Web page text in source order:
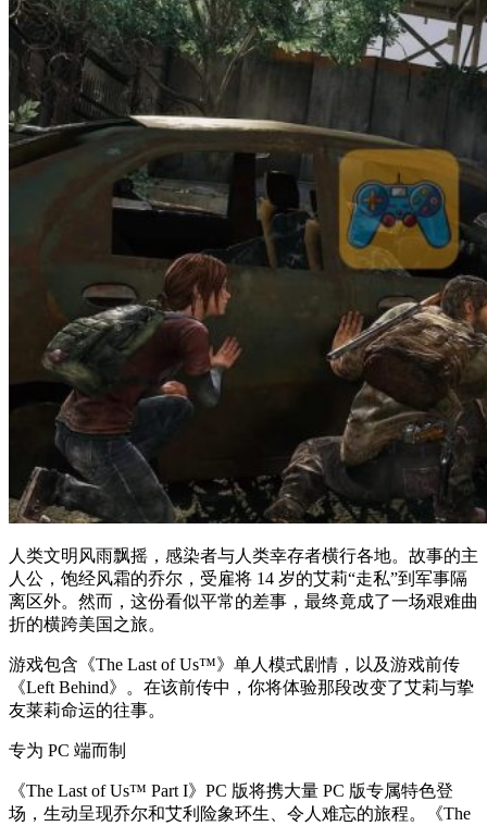
人类文明风雨飘摇，感染者与人类幸存者横行各地。故事的主
人公，饱经风霜的乔尔，受雇将 14 岁的艾莉“走私”到军事隔
离区外。然而，这份看似平常的差事，最终竟成了一场艰难曲
折的横跨美国之旅。
游戏包含《The Last of Us™》单人模式剧情，以及游戏前传
《Left Behind》。在该前传中，你将体验那段改变了艾莉与挚
友莱莉命运的往事。
专为 PC 端而制
《The Last of Us™ Part I》PC 版将携大量 PC 版专属特色登
场，生动呈现乔尔和艾利险象环生、令人难忘的旅程。《The